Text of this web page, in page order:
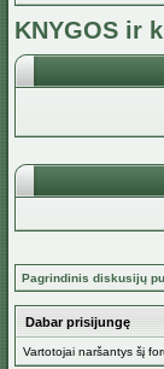
KNYGOS ir
Pagrindinis diskusijų
Dabar prisijungę
Vartotojai naršantys šį